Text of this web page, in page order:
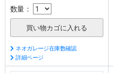
数量：
ネオガレージ在庫数確認
詳細ページ